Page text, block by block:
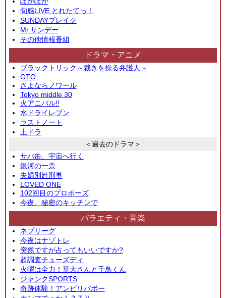
旬感LIVE とれたてっ！
SUNDAYブレイク
Mr.サンデー
その他情報番組
ドラマ・アニメ
ブラックトリック～裁きを操る弁護人～
GTO
さよならノワール
Tokyo middle 30
火アニバル!!
水ドライレブン
ラストノート
土ドラ
＜過去のドラマ＞
サバ缶、宇宙へ行く
銀河の一票
夫婦別姓刑事
LOVED ONE
102回目のプロポーズ
今夜、秘密のキッチンで
バラエティ・音楽
ネプリーグ
今夜はナゾトレ
突然ですが占ってもいいですか?
超調査チューズディ
火曜は全力！華大さんと千鳥くん
ジャンクSPORTS
奇跡体験！アンビリバボー